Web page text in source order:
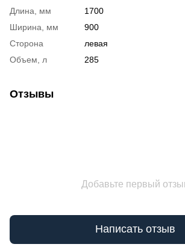
Длина, мм
1700
Ширина, мм
900
Сторона
левая
Объем, л
285
Отзывы
Добавьте первый
Написать отзыв